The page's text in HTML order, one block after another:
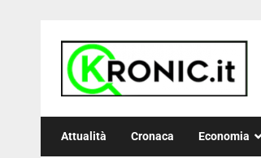
content
Attualità Cronaca Economia